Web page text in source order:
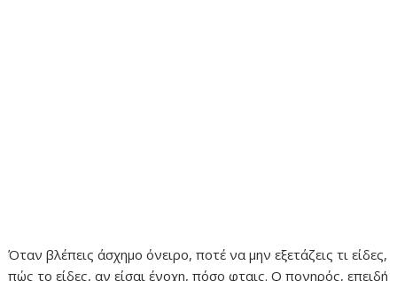
Όταν βλέπεις άσχημο όνειρο, ποτέ να μην εξετάζεις τι είδες,
πώς το είδες, αν είσαι ένοχη, πόσο φταις. Ο πονηρός, επειδή